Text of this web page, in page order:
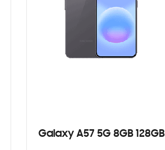
Galaxy A57 5G 8GB 128GB